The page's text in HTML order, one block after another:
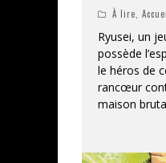
À lire
Ryusei, un
possède
le héros de
rancœur
maison